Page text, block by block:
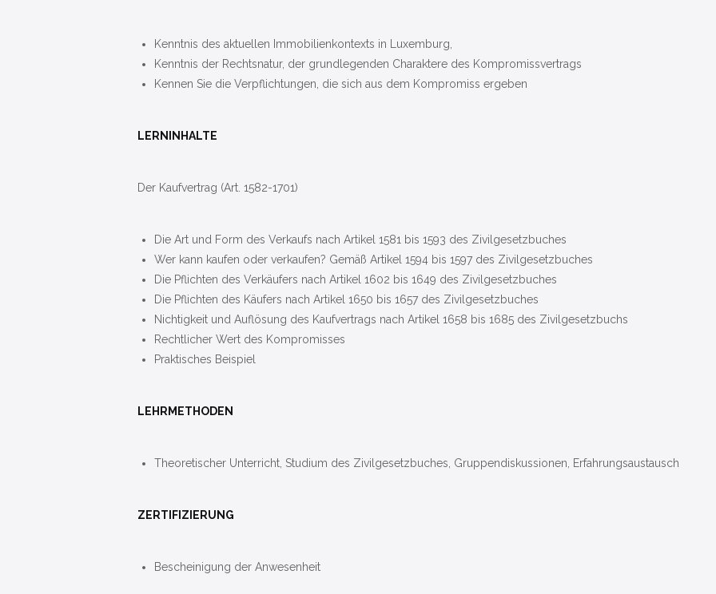
Kenntnis des aktuellen Immobilienkontexts in Luxemburg,
Kenntnis der Rechtsnatur, der grundlegenden Charaktere des Kompromissvertrags
Kennen Sie die Verpflichtungen, die sich aus dem Kompromiss ergeben
LERNINHALTE
Der Kaufvertrag (Art. 1582-1701)
Die Art und Form des Verkaufs nach Artikel 1581 bis 1593 des Zivilgesetzbuches
Wer kann kaufen oder verkaufen? Gemäß Artikel 1594 bis 1597 des Zivilgesetzbuches
Die Pflichten des Verkäufers nach Artikel 1602 bis 1649 des Zivilgesetzbuches
Die Pflichten des Käufers nach Artikel 1650 bis 1657 des Zivilgesetzbuches
Nichtigkeit und Auflösung des Kaufvertrags nach Artikel 1658 bis 1685 des Zivilgesetzbuchs
Rechtlicher Wert des Kompromisses
Praktisches Beispiel
LEHRMETHODEN
Theoretischer Unterricht, Studium des Zivilgesetzbuches, Gruppendiskussionen, Erfahrungsaustausch
ZERTIFIZIERUNG
Bescheinigung der Anwesenheit